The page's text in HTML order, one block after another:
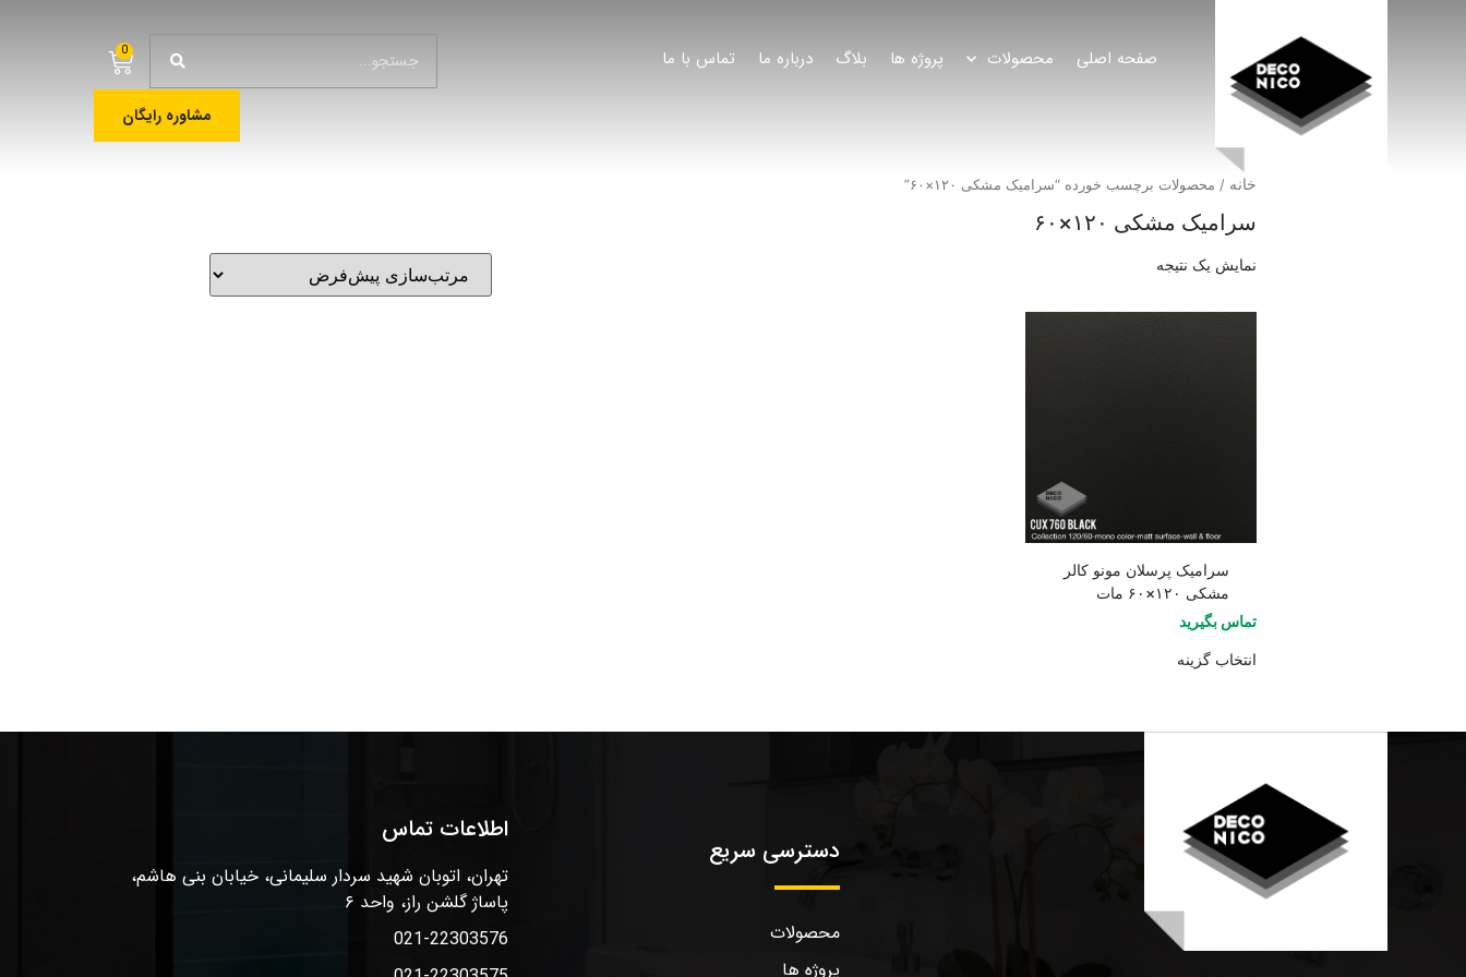
صفحه اصلی محصولات پروژه ها بلاگ درباره ما تماس با ما 0
مشاوره رایگان
خانه / محصولات برچسب خورده “سرامیک مشکی ۱۲۰×۶۰”
سرامیک مشکی ۱۲۰×۶۰
نمایش یک نتیجه
سرامیک پرسلان مونو کالر
مشکی ۱۲۰×۶۰ مات
تماس بگیرید
انتخاب گزینه
دسترسی سریع
محصولات
پروژه ها
اطلاعات تماس
تهران، اتوبان شهید سردار سلیمانی، خیابان بنی هاشم،
پاساژ گلشن راز، واحد ۶
021-22303576